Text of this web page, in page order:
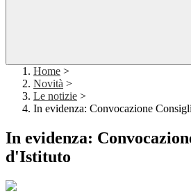
Home >
Novità >
Le notizie >
In evidenza: Convocazione
In evidenza:
d'Istituto